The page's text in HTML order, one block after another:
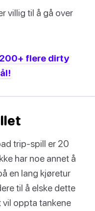
villig til å gå over
200+ flere dirty
trip-spill er 20
har noe annet å
en lang kjøretur
til å elske dette
oppta tankene